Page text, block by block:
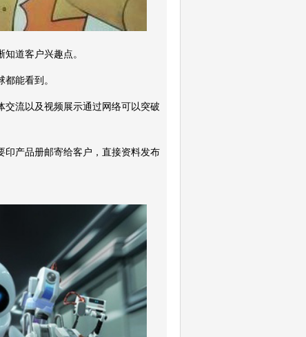
道客户兴趣点。
能看到。
流以及视频展示通过网络可以突破
产品册邮寄给客户，直接资料发布